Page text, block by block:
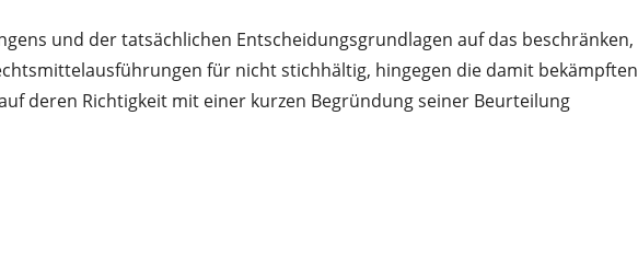
und der tatsächlichen Entscheidungsgrundlagen auf das beschränken,
für nicht stichhältig, hingegen die damit bekämpften
deren Richtigkeit mit einer kurzen Begründung seiner Beurteilung